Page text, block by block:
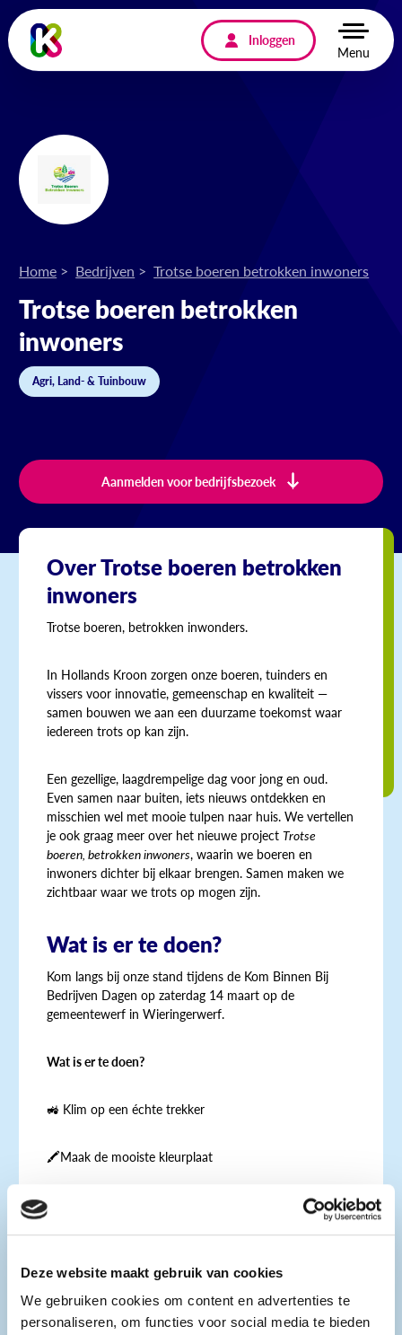
Deze website maakt gebruik van cookies
We gebruiken cookies om content en advertenties te
personaliseren, om functies voor social media te bieden
Inloggen
Menu
Home Bedrijven Trotse boeren betrokken inwoners
Trotse boeren betrokken
inwoners
Agri, Land- & Tuinbouw
Aanmelden voor bedrijfsbezoek
Over Trotse boeren betrokken
inwoners
Trotse boeren, betrokken inwonders.
In Hollands Kroon zorgen onze boeren, tuinders en
vissers voor innovatie, gemeenschap en kwaliteit —
samen bouwen we aan een duurzame toekomst waar
iedereen trots op kan zijn.
Een gezellige, laagdrempelige dag voor jong en oud.
Even samen naar buiten, iets nieuws ontdekken en
misschien wel met mooie tulpen naar huis. We vertellen
je ook graag meer over het nieuwe project Trotse
boeren, betrokken inwoners, waarin we boeren en
inwoners dichter bij elkaar brengen. Samen maken we
zichtbaar waar we trots op mogen zijn.
Wat is er te doen?
Kom langs bij onze stand tijdens de Kom Binnen Bij
Bedrijven Dagen op zaterdag 14 maart op de
gemeentewerf in Wieringerwerf.
Wat is er te doen?
🚜Klim op een échte trekker
🖍️Maak de mooiste kleurplaat
🌷 Pluk tussen 14.00 en 15.00 uur je eigen tulpen
📅Zaterdag 14 maart
🕑Van 10.00 uur tot 15.00 uur